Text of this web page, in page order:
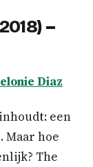
–
Diaz
een
Maar hoe
The